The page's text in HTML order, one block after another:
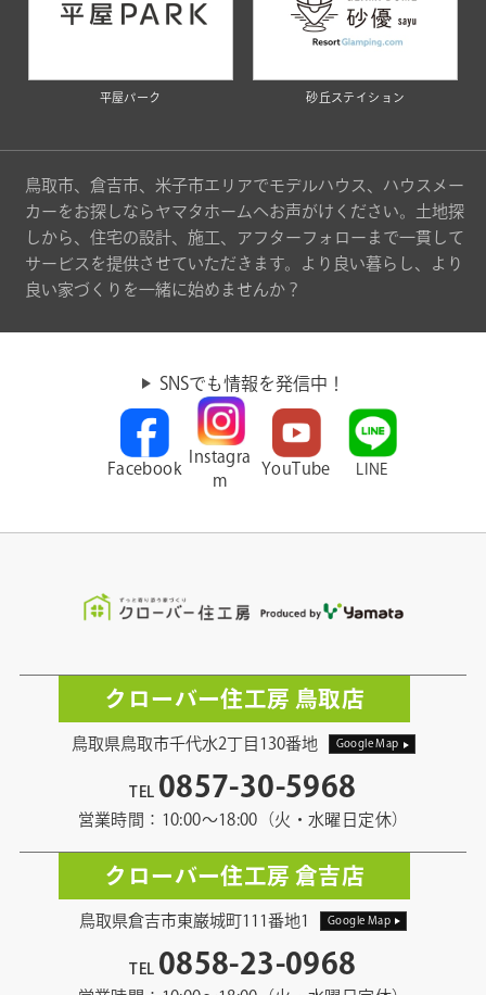
平屋パーク 砂丘ステイション
鳥取市、倉吉市、米子市エリアでモデルハウス、ハウスメー
カーをお探しならヤマタホームへお声がけください。土地探
しから、住宅の設計、施工、アフターフォローまで一貫して
サービスを提供させていただきます。より良い暮らし、より
良い家づくりを一緒に始めませんか？
SNSでも情報を発信中！
Facebook
Instagra
m
YouTube LINE
クローバー住工房 鳥取店
鳥取県鳥取市千代水2丁目130番地 Google Map
TEL 0857-30-5968
営業時間：10:00〜18:00（火・水曜日定休）
クローバー住工房 倉吉店
鳥取県倉吉市東巌城町111番地1 Google Map
TEL 0858-23-0968